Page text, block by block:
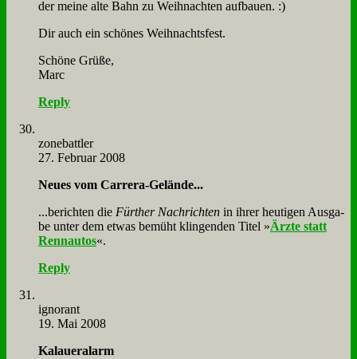
der mei­ne al­te Bahn zu Weih­nach­ten auf­bau­en. :)
Dir auch ein schö­nes Weih­nachts­fest.
Schö­ne Grü­ße,
Marc
Reply
zone­batt­ler
27. Februar 2008
Neu­es vom Car­rera-Ge­län­de...
...be­rich­ten die Für­ther Nach­rich­ten in ih­rer heu­ti­gen Aus­ga­
be un­ter dem et­was be­müht klin­gen­den Ti­tel »Ärz­te statt
Renn­au­tos«.
Reply
igno­rant
19. Mai 2008
Ka­lau­er­alarm